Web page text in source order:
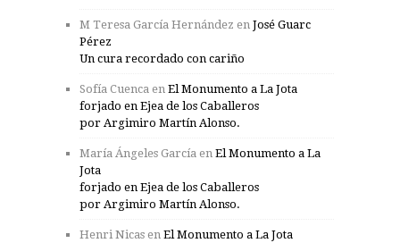
M Teresa García Hernández en José Guarc
Pérez
Un cura recordado con cariño
Sofía Cuenca en El Monumento a La Jota
forjado en Ejea de los Caballeros
por Argimiro Martín Alonso.
María Ángeles García en El Monumento a La
Jota
forjado en Ejea de los Caballeros
por Argimiro Martín Alonso.
Henri Nicas en El Monumento a La Jota